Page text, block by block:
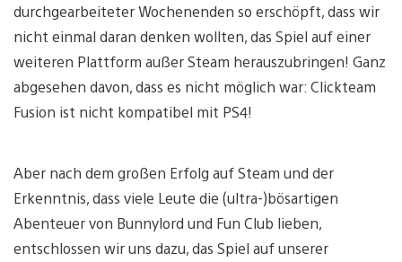
durchgearbeiteter Wochenenden so erschöpft, dass wir
nicht einmal daran denken wollten, das Spiel auf einer
weiteren Plattform außer Steam herauszubringen! Ganz
abgesehen davon, dass es nicht möglich war: Clickteam
Fusion ist nicht kompatibel mit PS4!
Aber nach dem großen Erfolg auf Steam und der
Erkenntnis, dass viele Leute die (ultra-)bösartigen
Abenteuer von Bunnylord und Fun Club lieben,
entschlossen wir uns dazu, das Spiel auf unserer